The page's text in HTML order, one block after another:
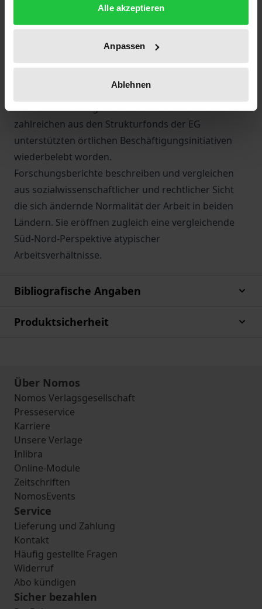
Alle akzeptieren
Anpassen
Ablehnen
im Grenzbereich von Arbeitsrecht, Wirtschaftsrecht
und Sozialrecht neue Wege eröffnet, um
Arbeitssuchenden zumindest befristete Zugänge
wirtschaftlicher Selbständigkeit ist in neuen
individuellen und gemeinschaftlichen Formen und in
zahlreichen aus den Strukturfonds der EG
unterstützten örtlichen Beschäftigungsinitiativen
wiederbelebt worden.
Forschungsberichte beschreiben und vergleichen
aus sozialwissenschaftlicher und rechtlicher Sicht
die sich ändernde Normalität der Arbeit in beiden
Ländern. Sie eröffnen zugleich eine vergleichende
Süd-Nord-Perspektive atypischer
Arbeitsverhältnisse.
Bibliografische Angaben
Produktsicherheit
Über Nomos
Nomos Verlagsgesellschaft
Presseservice
Karriere
Unsere Verlage
Inlibra
Online-Module
Zeitschriften
NomosEvents
Service
Lieferung und Zahlung
Kontakt
Häufig gestellte Fragen
Widerruf
Abo kündigen
Sicher bezahlen